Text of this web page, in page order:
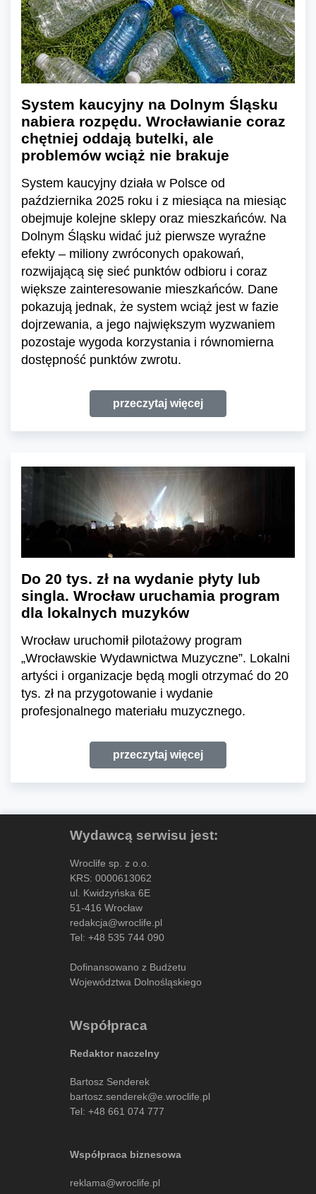
System kaucyjny na Dolnym Śląsku
nabiera rozpędu. Wrocławianie coraz
chętniej oddają butelki, ale
problemów wciąż nie brakuje
System kaucyjny działa w Polsce od
października 2025 roku i z miesiąca na miesiąc
obejmuje kolejne sklepy oraz mieszkańców. Na
Dolnym Śląsku widać już pierwsze wyraźne
efekty – miliony zwróconych opakowań,
rozwijającą się sieć punktów odbioru i coraz
większe zainteresowanie mieszkańców. Dane
pokazują jednak, że system wciąż jest w fazie
dojrzewania, a jego największym wyzwaniem
pozostaje wygoda korzystania i równomierna
dostępność punktów zwrotu.
przeczytaj więcej
Do 20 tys. zł na wydanie płyty lub
singla. Wrocław uruchamia program
dla lokalnych muzyków
Wrocław uruchomił pilotażowy program
„Wrocławskie Wydawnictwa Muzyczne”. Lokalni
artyści i organizacje będą mogli otrzymać do 20
tys. zł na przygotowanie i wydanie
profesjonalnego materiału muzycznego.
przeczytaj więcej
Wydawcą serwisu jest:
Wroclife sp. z o.o.
KRS: 0000613062
ul. Kwidzyńska 6E
51-416 Wrocław
redakcja@wroclife.pl
Tel: +48 535 744 090
Dofinansowano z Budżetu
Województwa Dolnośląskiego
Współpraca
Redaktor naczelny
Bartosz Senderek
bartosz.senderek@e.wroclife.pl
Tel: +48 661 074 777
Współpraca biznesowa
reklama@wroclife.pl